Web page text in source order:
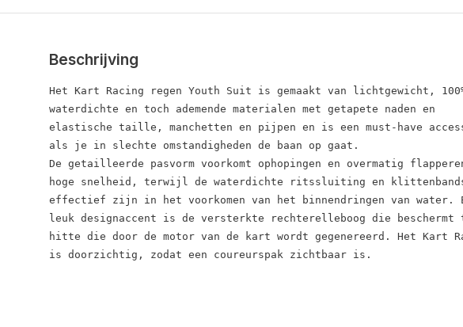
Beschrijving
Het Kart Racing regen Youth Suit is gemaakt van lichtgewicht,
waterdichte en toch ademende materialen met getapete naden en
elastische taille, manchetten en pijpen en is een must-have
als je in slechte omstandigheden de baan op gaat.
De getailleerde pasvorm voorkomt ophopingen en overmatig
hoge snelheid, terwijl de waterdichte ritssluiting en
effectief zijn in het voorkomen van het binnendringen van water.
leuk designaccent is de versterkte rechterelleboog die beschermt
hitte die door de motor van de kart wordt gegenereerd. Het Kart
is doorzichtig, zodat een coureurspak zichtbaar is.